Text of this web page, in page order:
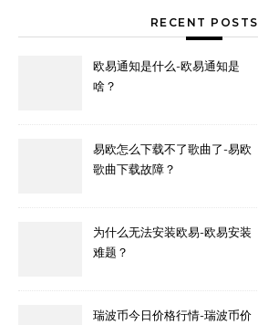
RECENT POSTS
欧易通知是什么-欧易通知是
啥？
易欧怎么下载不了歌曲了-易欧
歌曲下载故障？
为什么无法安装欧易-欧易安装
难题？
瑞波币今日价格行情-瑞波币价